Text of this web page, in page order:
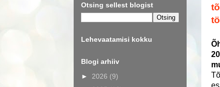
Otsing sellest blogist
Lehevaatamisi kokku
Blogi arhiiv
► 2026 (9)